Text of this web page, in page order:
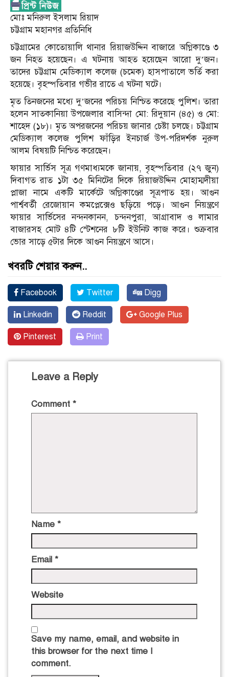
মোঃ মনিরুল ইসলাম রিয়াদ
চট্টগ্রাম মহানগর প্রতিনিধি
চট্টগ্রামের কোতোয়ালি থানার রিয়াজউদ্দিন বাজারে অগ্নিকাণ্ডে ৩
জন নিহত হয়েছেন। এ ঘটনায় আহত হয়েছেন আরো দু’জন।
তাদের চট্টগ্রাম মেডিক্যাল কলেজ (চমেক) হাসপাতালে ভর্তি করা
হয়েছে। বৃহস্পতিবার গভীর রাতে এ ঘটনা ঘটে।
মৃত তিনজনের মধ্যে দু’জনের পরিচয় নিশ্চিত করেছে পুলিশ। তারা
হলেন সাতকানিয়া উপজেলার বাসিন্দা মো: রিদুয়ান (৪৫) ও মো:
শাহেদ (১৮)। মৃত অপরজনের পরিচয় জানার চেষ্টা চলছে। চট্টগ্রাম
মেডিক্যাল কলেজ পুলিশ ফাঁড়ির ইনচার্জ উপ-পরিদর্শক নুরুল
আলম বিষয়টি নিশ্চিত করেছেন।
ফায়ার সার্ভিস সূত্র গণমাধ্যমকে জানায়, বৃহস্পতিবার (২৭ জুন)
দিবাগত রাত ১টা ৩৫ মিনিটের দিকে রিয়াজউদ্দিন মোহাম্মদীয়া
প্লাজা নামে একটি মার্কেটে অগ্নিকাণ্ডের সূত্রপাত হয়। আগুন
পার্শ্ববর্তী রেজোয়ান কমপ্লেক্সেও ছড়িয়ে পড়ে। আগুন নিয়ন্ত্রণে
ফায়ার সার্ভিসের নন্দনকানন, চন্দনপুরা, আগ্রাবাদ ও লামার
বাজারসহ মোট ৪টি স্টেশনের ৮টি ইউনিট কাজ করে। শুক্রবার
ভোর সাড়ে ৫টার দিকে আগুন নিয়ন্ত্রণে আসে।
খবরটি শেয়ার করুন..
Facebook Twitter Digg
Linkedin Reddit Google Plus
Pinterest Print
Leave a Reply
Comment *
Name *
Email *
Website
Save my name, email, and website in
this browser for the next time I
comment.